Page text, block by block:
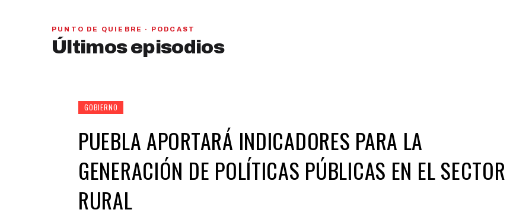
PUNTO DE QUIEBRE · PODCAST
Últimos episodios
PAN y MC se beneficiarían con una alianza,
señaló Gerardo Leal
GOBIERNO
PUEBLA APORTARÁ INDICADORES PARA LA
GENERACIÓN DE POLÍTICAS PÚBLICAS EN EL SECTOR
RURAL